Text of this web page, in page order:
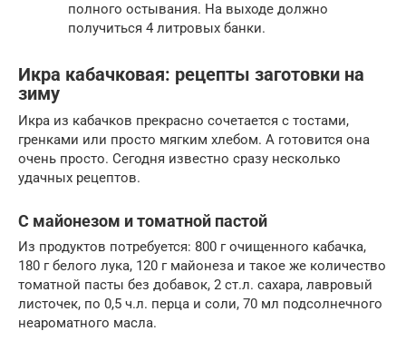
полного остывания. На выходе должно
получиться 4 литровых банки.
Икра кабачковая: рецепты заготовки на
зиму
Икра из кабачков прекрасно сочетается с тостами,
гренками или просто мягким хлебом. А готовится она
очень просто. Сегодня известно сразу несколько
удачных рецептов.
С майонезом и томатной пастой
Из продуктов потребуется: 800 г очищенного кабачка,
180 г белого лука, 120 г майонеза и такое же количество
томатной пасты без добавок, 2 ст.л. сахара, лавровый
листочек, по 0,5 ч.л. перца и соли, 70 мл подсолнечного
неароматного масла.